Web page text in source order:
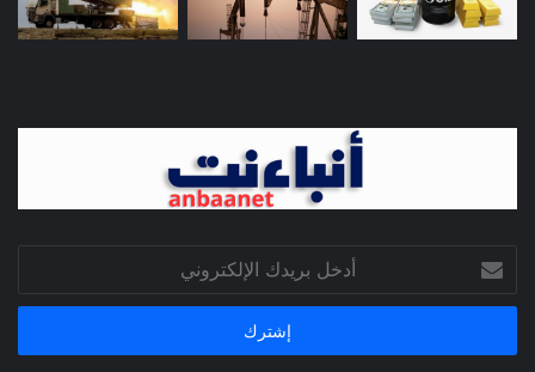
أدخل
بريدك
الإلكتروني